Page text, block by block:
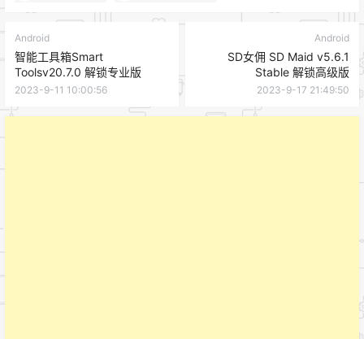
Android
智能工具箱Smart
Toolsv20.7.0 解锁专业版
2023-9-11 10:00:56
Android
SD女佣 SD Maid v5.6.1
Stable 解锁高级版
2023-9-17 21:49:50